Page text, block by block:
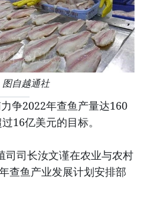
图自越通社
争2022年查鱼产量达160
16亿美元的目标。
司司长汝文谨在农业与农村
查鱼产业发展计划安排部